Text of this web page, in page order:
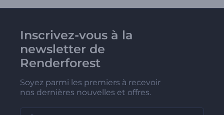
Inscrivez-vous à la
newsletter de
Renderforest
Soyez parmi les premiers à recevoir
nos dernières nouvelles et offres.